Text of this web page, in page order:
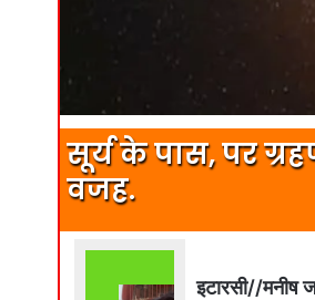
सूर्य के पास, पर
वजह.
इटारसी//मनीष